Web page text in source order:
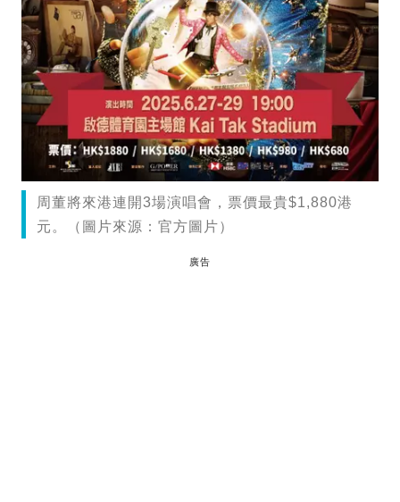
周董將來港連開3場演唱會，票價最貴$1,880港
元。（圖片來源：官方圖片）
廣告